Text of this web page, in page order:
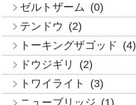
ゼルトザーム (0)
テンドウ (2)
トーキングザゴッド (4)
ドウジギリ
(2)
トワイライト
(3)
ニューブリッジ (1)